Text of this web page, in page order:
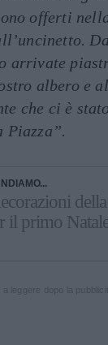
offerti
arrivate
albero e
che ci è
Piazza”.
il primo